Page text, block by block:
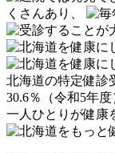
くさんあり、
北海道の特定健診
30.6％（令和5年度
一人ひとりが健康